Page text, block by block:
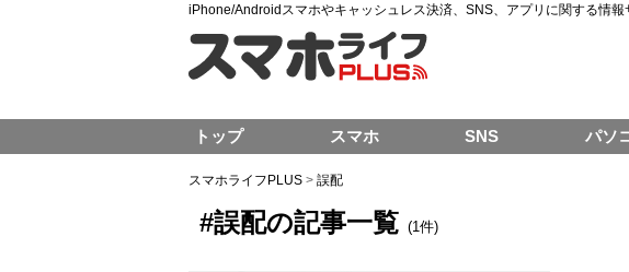
iPhone/Androidスマホやキャッシュレス決済、SNS、アプリに関する情
スマホライフPLUS > 誤配
#誤配の記事一覧 (1件)
トップ スマホ SNS パソ